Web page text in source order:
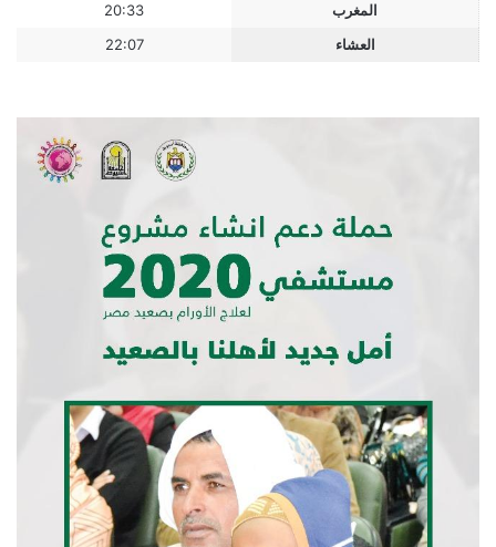
المغرب
20:33
العشاء
22:07